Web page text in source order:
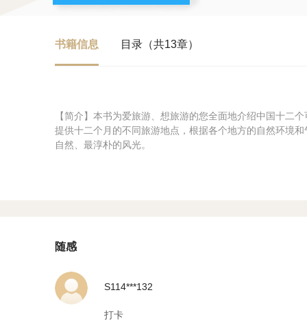
书籍信息 目录（共13章）
【简介】本书为爱旅游、想旅游的您全面地介绍中国十二
提供十二个月的不同旅游地点，根据各个地方的自然环境
自然、最淳朴的风光。
随感
S114***132
打卡